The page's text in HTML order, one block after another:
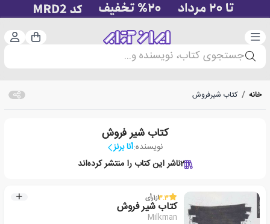
دسته‌بندی سبد
جستجوی کتاب، نویسنده و...
خانه / کتاب شیرفروش
کتاب شیر فروش
نویسنده:آنا برنز
2ناشر این کتاب را منتشر کرده‌اند
3.3از1رأی
کتاب شیر فروش
Milkman